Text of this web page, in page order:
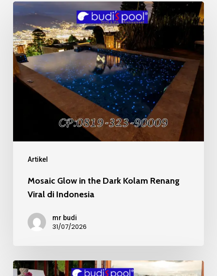
Artikel
Mosaic
Glow
in
the
Dark
Kolam
Renang
Mosaic Glow in the Dark Kolam Renang
Viral di Indonesia
mr budi
31/07/2026
Mosaic